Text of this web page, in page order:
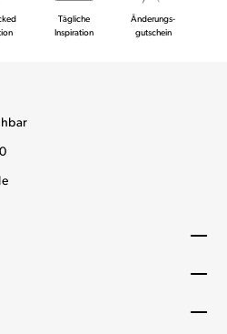
Tägliche
Inspiration
Änderungs-
gutschein